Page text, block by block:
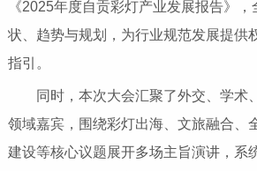
《2025年度自贡彩灯产业发展报告》
状、趋势与规划，为行业规范发展提供
指引。
同时，本次大会汇聚了外交、学术
领域嘉宾，围绕彩灯出海、文旅融合、
建设等核心议题展开多场主旨演讲，系